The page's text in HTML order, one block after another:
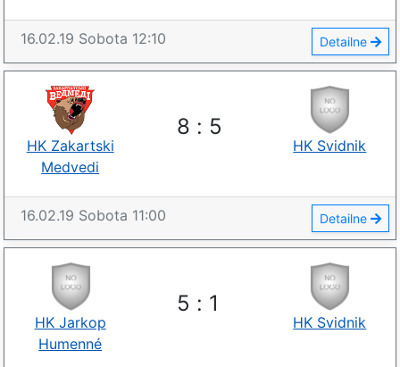
16.02.19 Sobota 12:10 Detailne
8 : 5
HK Zakartskі
Medvedi
HK Svidnik
16.02.19 Sobota 11:00 Detailne
5 : 1
HK Jarkop
Humenné
HK Svidnik